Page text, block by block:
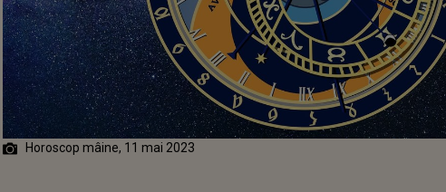
Horoscop mâine, 11 mai 2023